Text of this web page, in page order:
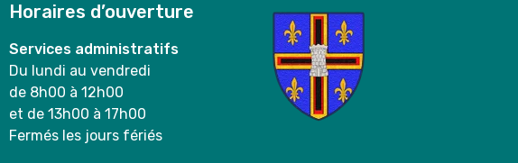
Horaires d’ouverture
Services administratifs
Du lundi au vendredi
de 8h00 à 12h00
et de 13h00 à 17h00
Fermés les jours fériés